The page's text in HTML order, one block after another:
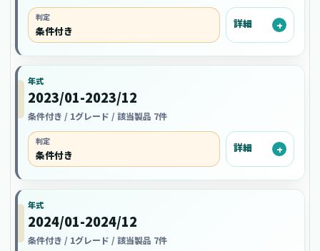
判定
条件付き
詳細
年式
2023/01-2023/12
条件付き / 1グレード / 該当製品 7件
判定
条件付き
詳細
年式
2024/01-2024/12
条件付き / 1グレード / 該当製品 7件